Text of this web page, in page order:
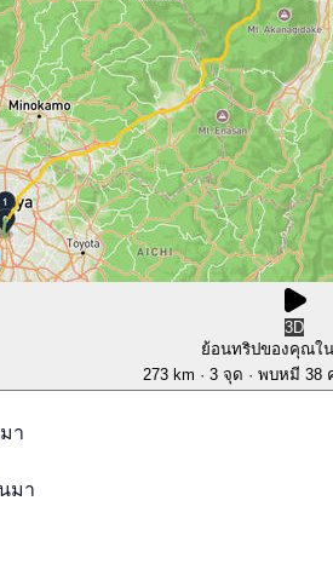
3D
ย้อนทริปของคุณใ
273 km · 3 จุด · พบหมี 38
า
มา